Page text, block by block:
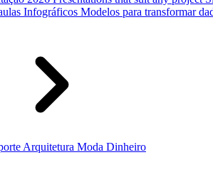
Infográficos Modelos para transformar
Arquitetura Moda Dinheiro